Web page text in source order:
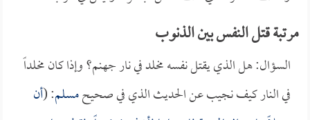
مرتبة قتل النفس بين الذنوب
السؤال: هل الذي يقتل نفسه مخلد في نار جهنم؟ وإذا كان مخلداً
في النار كيف نجيب عن الحديث الذي في صحيحمسلم: (أن